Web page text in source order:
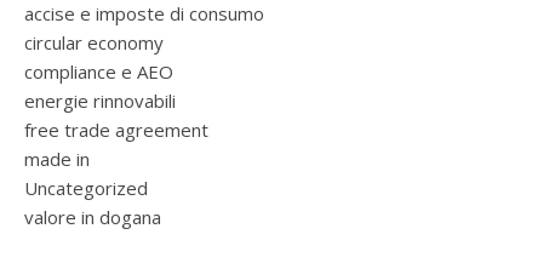
accise e imposte di consumo
circular economy
compliance e AEO
energie rinnovabili
free trade agreement
made in
Uncategorized
valore in dogana